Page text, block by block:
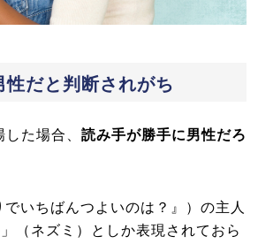
だと判断されがち
した場合、 読み手が勝手に男性だろ
でいちばんつよいのは？』）の主人
（ネズミ）としか表現されておら